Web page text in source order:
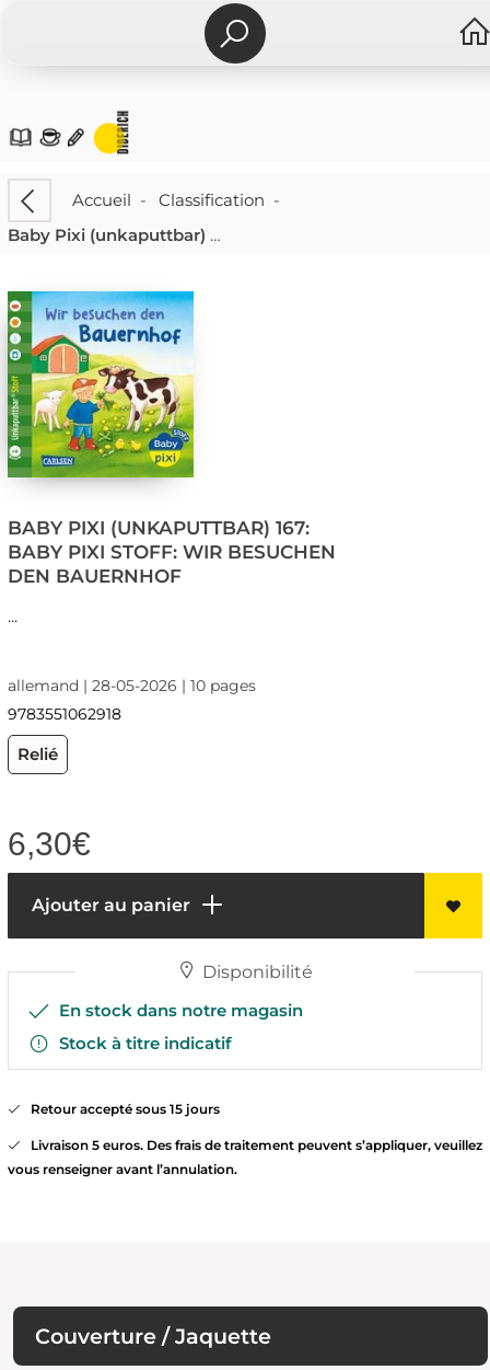
Accueil - Classification -
Baby Pixi (unkaputtbar) 167: Baby Pixi Stoff: Wir besuchen den Bauernhof
BABY PIXI (UNKAPUTTBAR) 167:
BABY PIXI STOFF: WIR BESUCHEN
DEN BAUERNHOF
...
allemand | 28-05-2026 | 10 pages
9783551062918
Relié
6,30€
Ajouter au panier
Disponibilité
En stock dans notre magasin
Stock à titre indicatif
Retour accepté sous 15 jours
Livraison 5 euros. Des frais de traitement peuvent s’appliquer, veuillez
vous renseigner avant l’annulation.
Couverture / Jaquette